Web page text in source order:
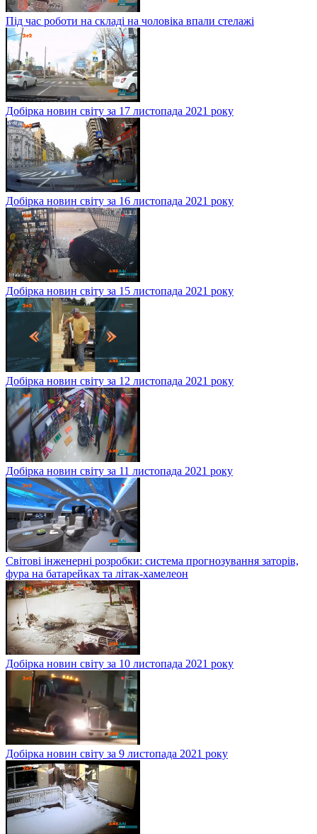
Під час роботи на складі на чоловіка впали стелажі
Добірка новин світу за 17 листопада 2021 року
Добірка новин світу за 16 листопада 2021 року
Добірка новин світу за 15 листопада 2021 року
Добірка новин світу за 12 листопада 2021 року
Добірка новин світу за 11 листопада 2021 року
Світові інженерні розробки: система прогнозування заторів,
фура на батарейках та літак-хамелеон
Добірка новин світу за 10 листопада 2021 року
Добірка новин світу за 9 листопада 2021 року